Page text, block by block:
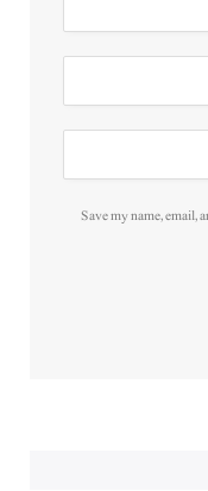
Save my name, email,